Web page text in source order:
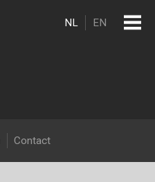
NL EN
Contact